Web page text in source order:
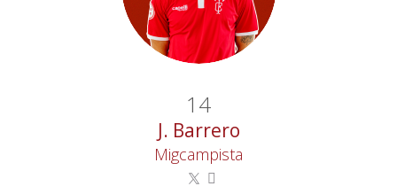
14
J. Barrero
Migcampista